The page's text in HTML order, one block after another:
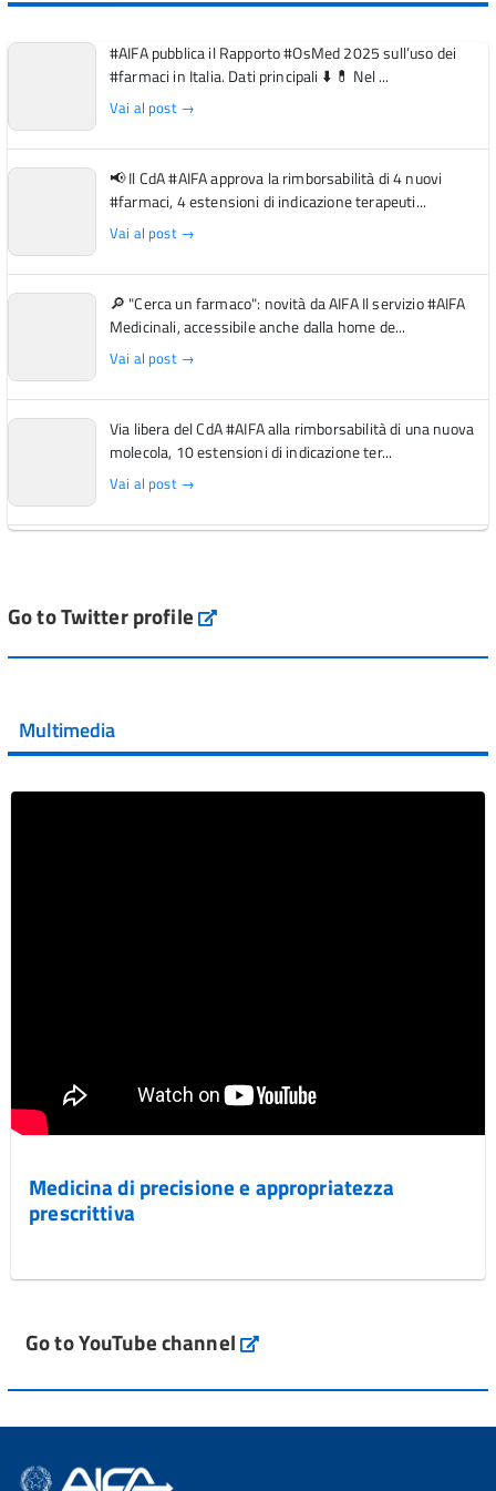
#AIFA pubblica il Rapporto #OsMed 2025 sull’uso dei
#farmaci in Italia. Dati principali ⬇️ 💊 Nel ...
Vai al post →
📢 Il CdA #AIFA approva la rimborsabilità di 4 nuovi
#farmaci, 4 estensioni di indicazione terapeuti...
Vai al post →
🔎 "Cerca un farmaco": novità da AIFA Il servizio #AIFA
Medicinali, accessibile anche dalla home de...
Vai al post →
Via libera del CdA #AIFA alla rimborsabilità di una nuova
molecola, 10 estensioni di indicazione ter...
Vai al post →
Vai al post →
Vai al post →
Go to Twitter profile aifa_ufficiale
Multimedia
Medicina di precisione e appropriatezza
prescrittiva
Go to YouTube channel